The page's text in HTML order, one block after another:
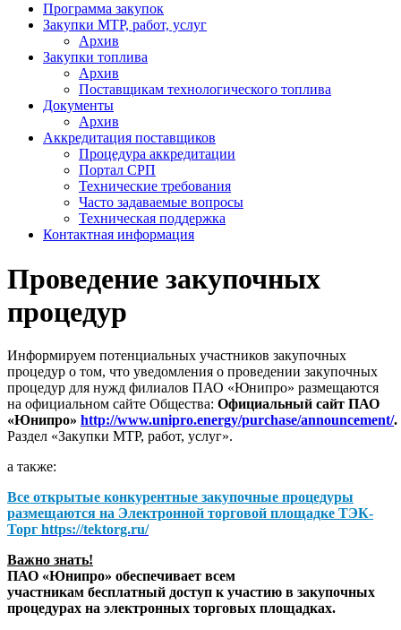
Программа закупок
Закупки МТР, работ, услуг
Архив
Закупки топлива
Архив
Поставщикам технологического топлива
Документы
Архив
Аккредитация поставщиков
Процедура аккредитации
Портал СРП
Технические требования
Часто задаваемые вопросы
Техническая поддержка
Контактная информация
Проведение закупочных
процедур
Информируем потенциальных участников закупочных
процедур о том, что уведомления о проведении закупочных
процедур для нужд филиалов ПАО «Юнипро» размещаются
на официальном сайте Общества: Официальный сайт ПАО
«Юнипро» http://www.unipro.energy/purchase/announcement/.
Раздел «Закупки МТР, работ, услуг».
а также:
Все открытые конкурентные закупочные процедуры
размещаются на Электронной торговой площадке ТЭК-
Торг https://tektorg.ru/
Важно знать!
ПАО «Юнипро» обеспечивает всем
участникам бесплатный доступ к участию в закупочных
процедурах на электронных торговых площадках.